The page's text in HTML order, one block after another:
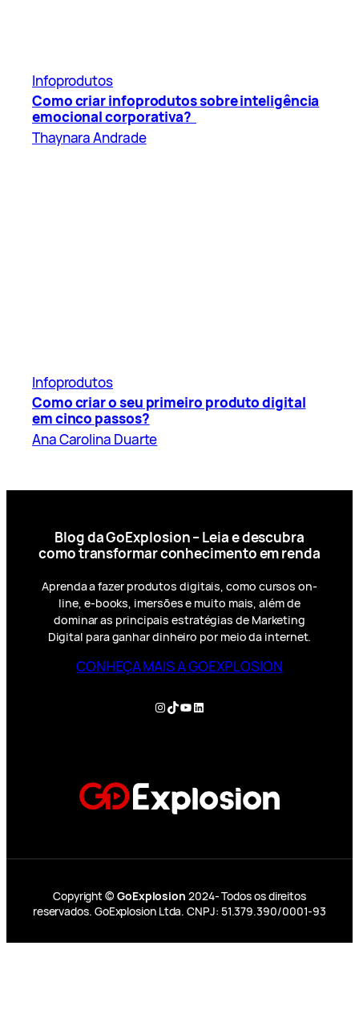
Infoprodutos
Como criar infoprodutos sobre inteligência
emocional corporativa?
Thaynara Andrade
Infoprodutos
Como criar o seu primeiro produto digital
em cinco passos?
Ana Carolina Duarte
Blog da GoExplosion – Leia e descubra
como transformar conhecimento em renda
Aprenda a fazer produtos digitais, como cursos on-
line, e-books, imersões e muito mais, além de
dominar as principais estratégias de Marketing
Digital para ganhar dinheiro por meio da internet.
CONHEÇA MAIS A GOEXPLOSION
Instagram
TikTok
YouTube
LinkedIn
Copyright © GoExplosion 2024- Todos os direitos
reservados. GoExplosion Ltda. CNPJ: 51.379.390/0001-93